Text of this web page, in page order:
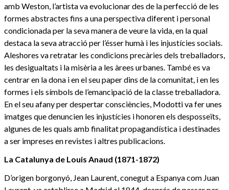
amb Weston, l’artista va evolucionar des de la perfecció de les
formes abstractes fins a una perspectiva diferent i personal
condicionada per la seva manera de veure la vida, en la qual
destaca la seva atracció per l’ésser humà i les injustícies socials.
Aleshores va retratar les condicions precàries dels treballadors,
les desigualtats i la misèria a les àrees urbanes. També es va
centrar en la dona i en el seu paper dins de la comunitat, i en les
formes i els símbols de l’emancipació de la classe treballadora.
En el seu afany per despertar consciències, Modotti va fer unes
imatges que denuncien les injustícies i honoren els desposseïts,
algunes de les quals amb finalitat propagandística i destinades
a ser impreses en revistes i altres publicacions.
La Catalunya de Louis Anaud (1871-1872)
D’origen borgonyó, Jean Laurent, conegut a Espanya com Juan